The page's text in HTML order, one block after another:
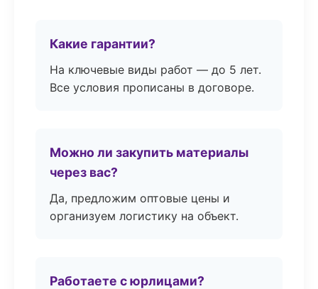
Какие гарантии?
На ключевые виды работ — до 5 лет.
Все условия прописаны в договоре.
Можно ли закупить материалы
через вас?
Да, предложим оптовые цены и
организуем логистику на объект.
Работаете с юрлицами?